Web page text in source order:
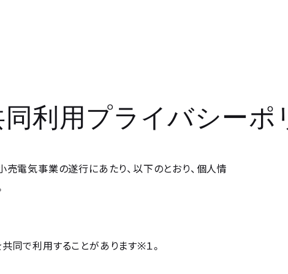
利用プライバシーポ
売電気事業の遂行にあたり、以下のとおり、個人情
同で利用することがあります※１。